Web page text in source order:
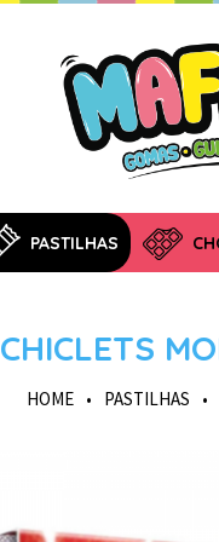
PASTILHAS
CHICLETS
HOME • PASTILHAS •